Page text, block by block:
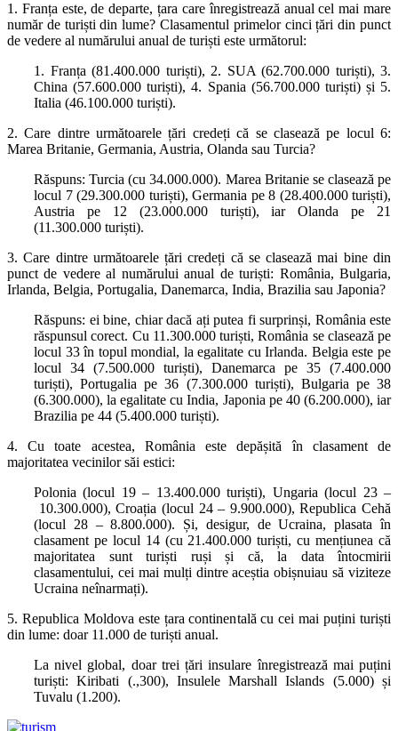
1. Franța este, de departe, țara care înregistrează anual cel mai mare
număr de turiști din lume? Clasamentul primelor cinci țări din punct
de vedere al numărului anual de turiști este următorul:
1. Franța (81.400.000 turiști), 2. SUA (62.700.000 turiști), 3.
China (57.600.000 turiști), 4. Spania (56.700.000 turiști) și 5.
Italia (46.100.000 turiști).
2. Care dintre următoarele țări credeți că se clasează pe locul 6:
Marea Britanie, Germania, Austria, Olanda sau Turcia?
Răspuns: Turcia (cu 34.000.000). Marea Britanie se clasează pe
locul 7 (29.300.000 turiști), Germania pe 8 (28.400.000 turiști),
Austria pe 12 (23.000.000 turiști), iar Olanda pe 21
(11.300.000 turiști).
3. Care dintre următoarele țări credeți că se clasează mai bine din
punct de vedere al numărului anual de turiști: România, Bulgaria,
Irlanda, Belgia, Portugalia, Danemarca, India, Brazilia sau Japonia?
Răspuns: ei bine, chiar dacă ați putea fi surprinși, România este
răspunsul corect. Cu 11.300.000 turiști, România se clasează pe
locul 33 în topul mondial, la egalitate cu Irlanda. Belgia este pe
locul 34 (7.500.000 turiști), Danemarca pe 35 (7.400.000
turiști), Portugalia pe 36 (7.300.000 turiști), Bulgaria pe 38
(6.300.000), la egalitate cu India, Japonia pe 40 (6.200.000), iar
Brazilia pe 44 (5.400.000 turiști).
4. Cu toate acestea, România este depășită în clasament de
majoritatea vecinilor săi estici:
Polonia (locul 19 – 13.400.000 turiști), Ungaria (locul 23 –
10.300.000), Croația (locul 24 – 9.900.000), Republica Cehă
(locul 28 – 8.800.000). Și, desigur, de Ucraina, plasata în
clasament pe locul 14 (cu 21.400.000 turiști, cu mențiunea că
majoritatea sunt turiști ruși și că, la data întocmirii
clasamentului, cei mai mulți dintre aceștia obișnuiau să viziteze
Ucraina neînarmați).
5. Republica Moldova este țara continentală cu cei mai puțini turiști
din lume: doar 11.000 de turiști anual.
La nivel global, doar trei țări insulare înregistrează mai puțini
turiști: Kiribati (.,300), Insulele Marshall Islands (5.000) și
Tuvalu (1.200).